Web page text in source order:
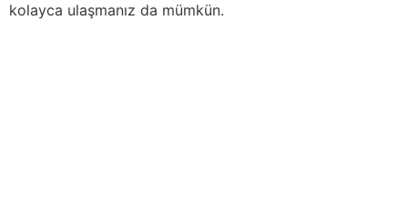
kolayca ulaşmanız da mümkün.